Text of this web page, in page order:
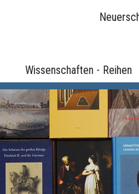
Wissenschaften - Reihen